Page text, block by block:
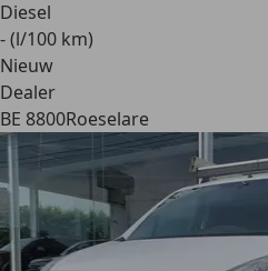
Diesel
- (l/100 km)
Nieuw
Dealer
BE 8800Roeselare